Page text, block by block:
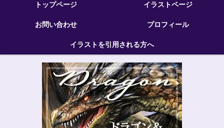
トップページ イラストページ
お問い合わせ プロフィール
イラストを引用される方へ